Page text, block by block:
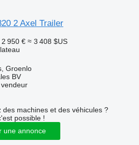
2 Axel Trailer
2 950 € ≈ 3 408 $US
Groenlo
BV
des machines et des véhicules ?
possible !
une annonce